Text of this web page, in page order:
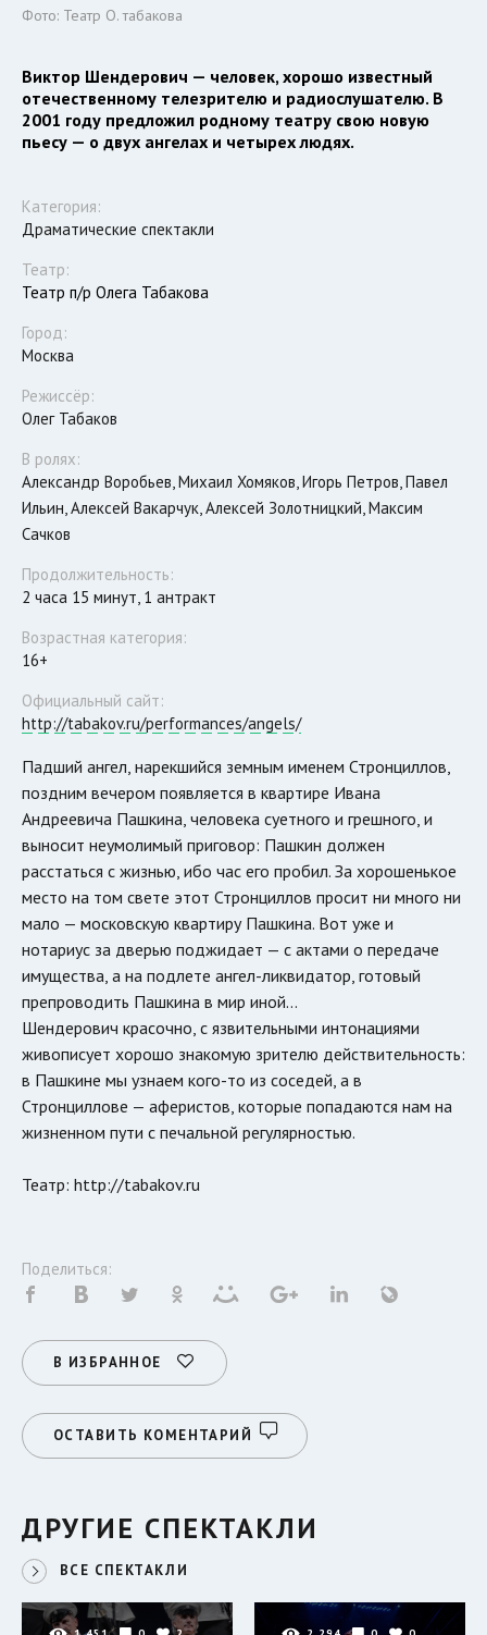
Фото: Театр О. табакова
Виктор Шендерович — человек, хорошо известный
отечественному телезрителю и радиослушателю. В
2001 году предложил родному театру свою новую
пьесу — о двух ангелах и четырех людях.
Категория:
Драматические спектакли
Театр:
Театр п/р Олега Табакова
Город:
Москва
Режиссёр:
Олег Табаков
В ролях:
Александр Воробьев, Михаил Хомяков, Игорь Петров, Павел
Ильин, Алексей Вакарчук, Алексей Золотницкий, Максим
Сачков
Продолжительность:
2 часа 15 минут, 1 антракт
Возрастная категория:
16+
Официальный сайт:
http://tabakov.ru/performances/angels/
Падший ангел, нарекшийся земным именем Стронциллов,
поздним вечером появляется в квартире Ивана
Андреевича Пашкина, человека суетного и грешного, и
выносит неумолимый приговор: Пашкин должен
расстаться с жизнью, ибо час его пробил. За хорошенькое
место на том свете этот Стронциллов просит ни много ни
мало — московскую квартиру Пашкина. Вот уже и
нотариус за дверью поджидает — с актами о передаче
имущества, а на подлете ангел-ликвидатор, готовый
препроводить Пашкина в мир иной…
Шендерович красочно, с язвительными интонациями
живописует хорошо знакомую зрителю действительность:
в Пашкине мы узнаем кого-то из соседей, а в
Стронциллове — аферистов, которые попадаются нам на
жизненном пути с печальной регулярностью.
Театр: http://tabakov.ru
Поделиться:
В ИЗБРАННОЕ
ОСТАВИТЬ КОМЕНТАРИЙ
ДРУГИЕ СПЕКТАКЛИ
ВСЕ СПЕКТАКЛИ